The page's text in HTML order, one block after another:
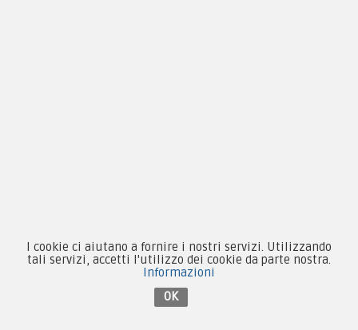
Contattaci su Facebook
I cookie ci aiutano a fornire i nostri servizi. Utilizzando
tali servizi, accetti l'utilizzo dei cookie da parte nostra.
Informazioni
OK